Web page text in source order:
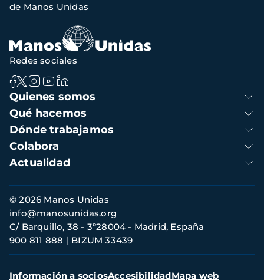
de Manos Unidas
Navegación
principal
Quienes somos
Qué hacemos
Dónde trabajamos
Colabora
Actualidad
Redes sociales
Información
de
contacto
© 2026 Manos Unidas
C/ Barquillo, 38 - 3º28004 - Madrid, España
900 811 888
BIZUM 33439
info@manosunidas.org
Menú
Información a sociosAccesibilidadMapa web